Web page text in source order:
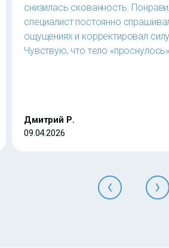
снизилась скованность.
специалист постоянно
ощущениях и корректировал
Чувствую, что тело
Дмитрий Р.
09.04.2026